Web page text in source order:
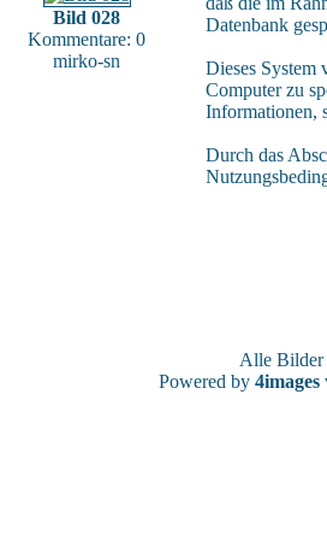
Bild 028
Kommentare: 0
mirko-sn
Datenbank
Dieses System
Computer zu
Informationen,
Durch das
Alle
Powered by 4images